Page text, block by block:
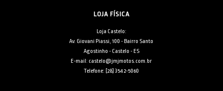
LOJA FÍSICA
Loja Castelo:
Av. Giovani Piassi, 100 - Bairro Santo
Agostinho - Castelo - ES
E-mail: castelo@jmjmotos.com.br
Telefone: [28] 3542-5060